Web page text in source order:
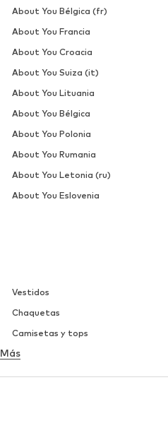
Vestidos
Chaquetas
Camisetas y tops
Ropa interior
Más
About You Bélgica (fr)
About You Francia
About You Croacia
About You Suiza (it)
About You Lituania
About You Bélgica
About You Polonia
About You Rumania
About You Letonia (ru)
About You Eslovenia